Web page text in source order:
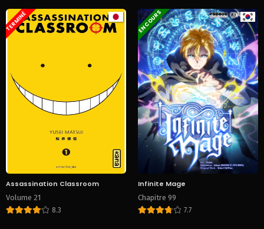
TERMINÉ
Assassination Classroom
Volume 21
8.3
EN COURS
Infinite Mage
Chapitre 99
7.7